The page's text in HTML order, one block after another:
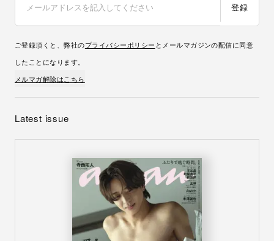
登録
ご登録頂くと、弊社のプライバシーポリシー とメールマガジンの配信に同意
したことになります。
メルマガ解除はこちら
Latest issue